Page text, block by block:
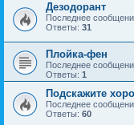
Дезодорант
Последнее
Ответы: 31
Плойка-фен
Последнее
Ответы: 1
Подскажите
Последнее
Ответы: 60